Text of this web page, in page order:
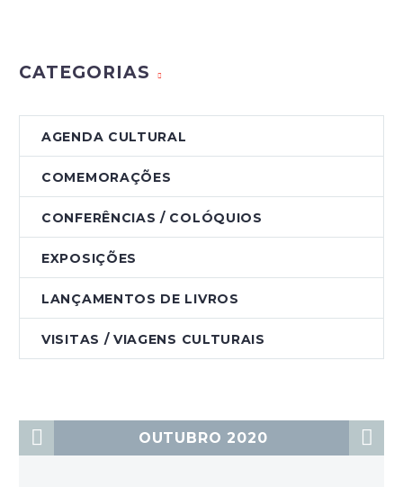
CATEGORIAS
AGENDA CULTURAL
COMEMORAÇÕES
CONFERÊNCIAS / COLÓQUIOS
EXPOSIÇÕES
LANÇAMENTOS DE LIVROS
VISITAS / VIAGENS CULTURAIS
OUTUBRO 2020